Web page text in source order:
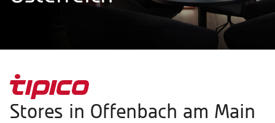
Stores in Offenbach am Main